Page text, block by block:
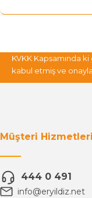
KVKK Kapsamında ki
kabul etmiş ve
Müşteri Hizmetleri
444 0 491
info@eryildiz.net